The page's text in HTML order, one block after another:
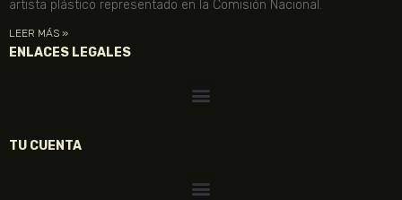
artista plástico representado en la Comisión Nacional.
LEER MÁS »
ENLACES LEGALES
TU CUENTA